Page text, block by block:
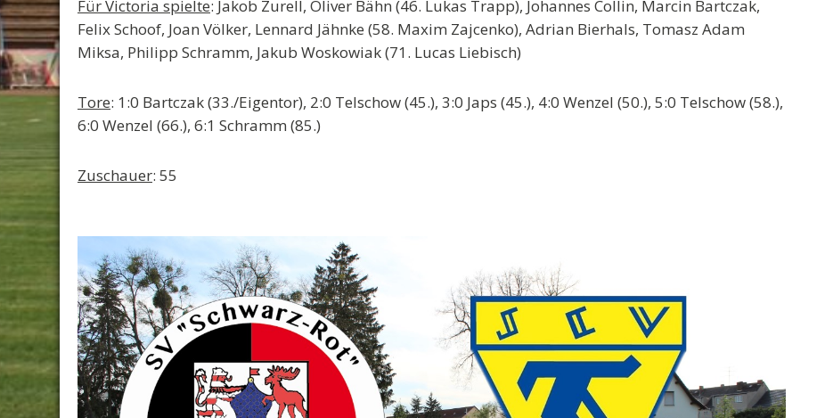
Für Victoria spielte: Jakob Zurell, Oliver Bähn (46. Lukas Trapp), Johannes Collin, Marcin Bartczak,
Felix Schoof, Joan Völker, Lennard Jähnke (58. Maxim Zajcenko), Adrian Bierhals, Tomasz Adam
Miksa, Philipp Schramm, Jakub Woskowiak (71. Lucas Liebisch)
Tore: 1:0 Bartczak (33./Eigentor), 2:0 Telschow (45.), 3:0 Japs (45.), 4:0 Wenzel (50.), 5:0 Telschow (58.),
6:0 Wenzel (66.), 6:1 Schramm (85.)
Zuschauer: 55